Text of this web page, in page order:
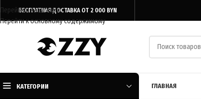
Перейти к навигации
Перейти к основному содержимому
БЕСПЛАТНАЯ ДОСТАВКА ОТ 2 000 BYN
КАТЕГОРИИ ГЛАВНАЯ